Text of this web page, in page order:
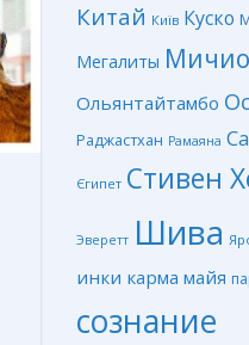
Китай Київ Куско
Мегалиты
Ольянтайтамбо
Раджастхан Рамаяна
Єгипет Стивен
Эверетт Шива
инки карма майя
сознание